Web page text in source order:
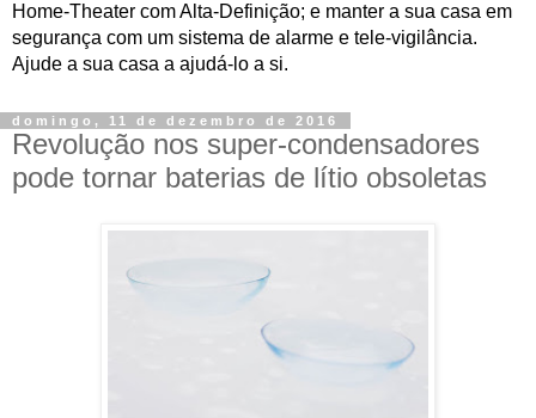
Home-Theater com Alta-Definição; e manter a sua casa em
segurança com um sistema de alarme e tele-vigilância.
Ajude a sua casa a ajudá-lo a si.
domingo, 11 de dezembro de 2016
Revolução nos super-condensadores
pode tornar baterias de lítio obsoletas